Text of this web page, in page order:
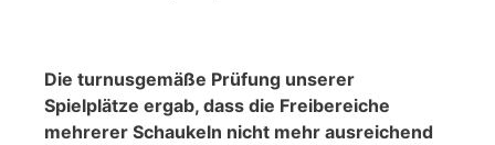
Die turnusgemäße Prüfung unserer
Spielplätze ergab, dass die Freibereiche
mehrerer Schaukeln nicht mehr ausreichend